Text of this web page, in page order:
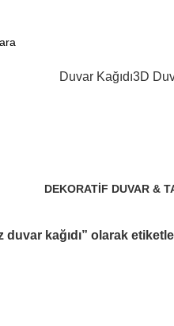
Duvar Kağıdı3D
DEKORATIF DUVAR &
duvar kağıdı” olarak